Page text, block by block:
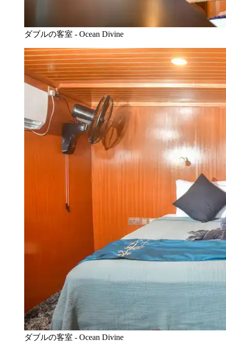
ダブルの客室 - Ocean Divine
ダブルの客室 - Ocean Divine